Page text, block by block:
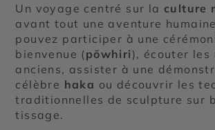
Un voyage centré sur la culture
avant tout une aventure
pouvez participer à une
bienvenue (pōwhiri ), écouter les
anciens, assister à une
célèbre haka ou découvrir les
traditionnelles de sculpture sur
tissage.